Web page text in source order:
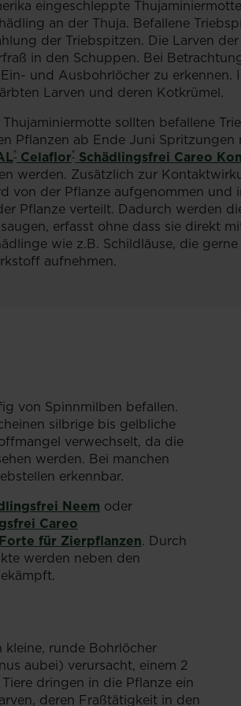
eingeschleppte
an der Thuja. Befallene
der Triebspitzen. Die Larven
in den Schuppen. Bei
und Ausbohrlöcher zu
Larven und deren Kotkrümel.
sollten befallene
Pflanzen ab Ende Juni Spritzungen
® Celaflor® Schädlingsfrei Careo
werden. Zusätzlich zur
von der Pflanze aufgenommen und
Pflanze verteilt. Dadurch werden
erfasst ohne dass sie direkt
wie z.B. Schildläuse, die
aufnehmen.
von Spinnmilben befallen.
silbrige bis gelbliche
verwechselt, da die
werden. Bei manchen
erkennbar.
Neem oder
Careo
für Zierpflanzen. Durch
werden neben den
kleine, runde Bohrlöcher
aubei) verursacht, einem 2
dringen in die Pflanze ein
deren Fraßtätigkeit in den